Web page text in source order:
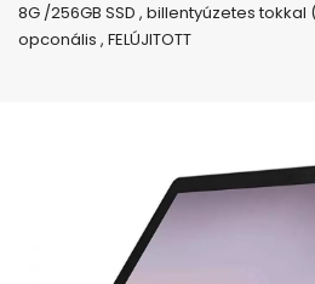
8G /256GB SSD , billentyúzetes
opconális , FELÚJITOTT